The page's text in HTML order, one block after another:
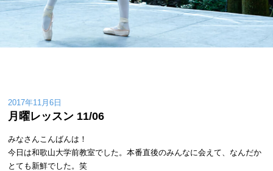
2017年11月6日
月曜レッスン 11/06
みなさんこんばんは！
今日は和歌山大学前教室でした。本番直後のみんなに会えて、なんだか
とても新鮮でした。笑